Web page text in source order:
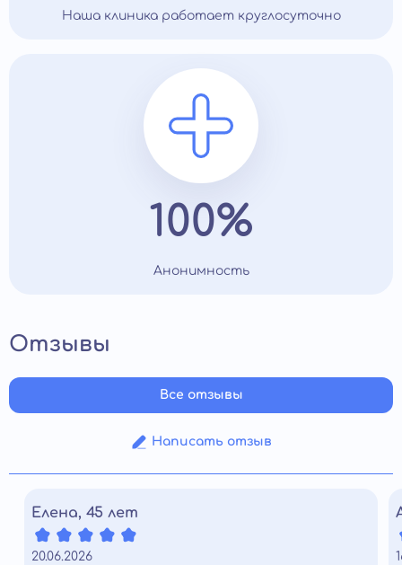
Наша клиника работает круглосуточно
100%
Анонимность
Отзывы
Написать отзыв
Все отзывы
Елена, 45 лет
20.06.2026